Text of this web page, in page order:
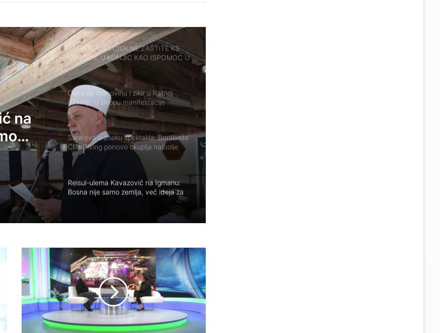
na
se
VATROGASCI CIVILNE ZAŠTITE KS
UPUĆENI U KONJIC KAO ISPOMOĆ U
GAŠENJU POŽARA
Dova za domovinu i zikir u Ratnoj
džamiji: U sklopu manifestacije
„Odbrana BiH – Igman 2026“ odana
počast herojima
Sarajevo u znaku spektakla: Bentbaša
Cliff Diving ponovo okuplja najbolje
skakače i vrhunsku zabavu
Reisul-ulema Kavazović na Igmanu:
Bosna nije samo zemlja, već ideja za